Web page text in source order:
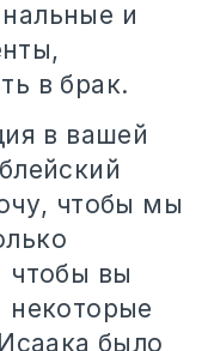
и
в брак.
в вашей
чтобы мы
чтобы вы
некоторые
было